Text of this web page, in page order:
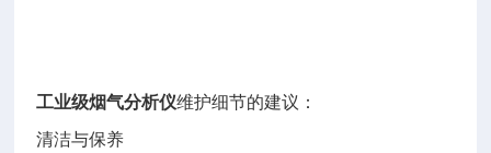
工业级烟气分析仪维护细节的建议：
清洁与保养